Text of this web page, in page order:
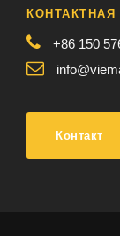
+86 150
Контакт